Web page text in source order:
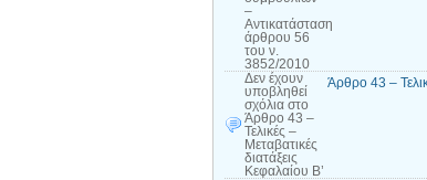
–
Αντικατάσταση
άρθρου 56
του ν.
3852/2010
Δεν έχουν
υποβληθεί
σχόλια στο
Άρθρο 43 –
Τελικές –
Μεταβατικές
διατάξεις
Κεφαλαίου Β’
Άρθρο 43 –